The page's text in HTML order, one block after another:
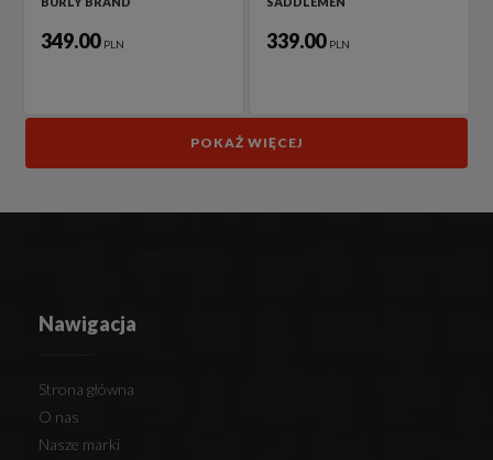
349.00 PLN 339.00 PLN
POKAŻ WIĘCEJ
Nawigacja
Strona główna
O nas
Nasze marki